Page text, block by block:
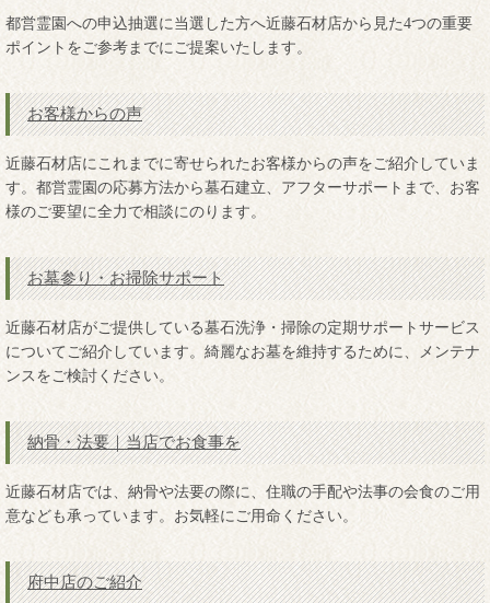
都営霊園への申込抽選に当選した方へ近藤石材店から見た4つの重要
ポイントをご参考までにご提案いたします。
お客様からの声
近藤石材店にこれまでに寄せられたお客様からの声をご紹介していま
す。都営霊園の応募方法から墓石建立、アフターサポートまで、お客
様のご要望に全力で相談にのります。
お墓参り・お掃除サポート
近藤石材店がご提供している墓石洗浄・掃除の定期サポートサービス
についてご紹介しています。綺麗なお墓を維持するために、メンテナ
ンスをご検討ください。
納骨・法要｜当店でお食事を
近藤石材店では、納骨や法要の際に、住職の手配や法事の会食のご用
意なども承っています。お気軽にご用命ください。
府中店のご紹介